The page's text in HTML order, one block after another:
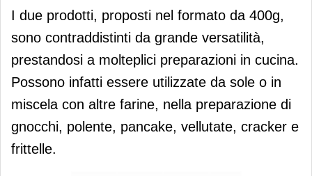
I due prodotti, proposti nel formato da 400g,
sono contraddistinti da grande versatilità,
prestandosi a molteplici preparazioni in cucina.
Possono infatti essere utilizzate da sole o in
miscela con altre farine, nella preparazione di
gnocchi, polente, pancake, vellutate, cracker e
frittelle.